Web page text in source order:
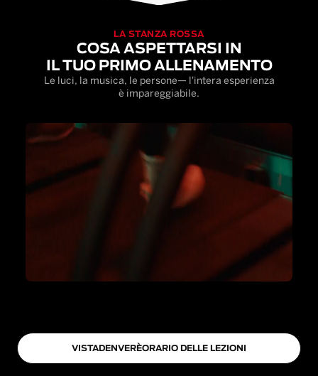
LA STANZA ROSSA
COSA ASPETTARSI IN
IL TUO PRIMO ALLENAMENTO
Le luci, la musica, le persone— l'intera esperienza
è impareggiabile.
VISTADENVERÈORARIO DELLE LEZIONI